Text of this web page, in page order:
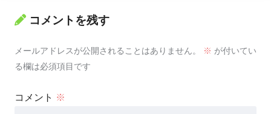
コメントを残す
メールアドレスが公開されることはありません。 ※ が付いてい
る欄は必須項目です
コメント ※